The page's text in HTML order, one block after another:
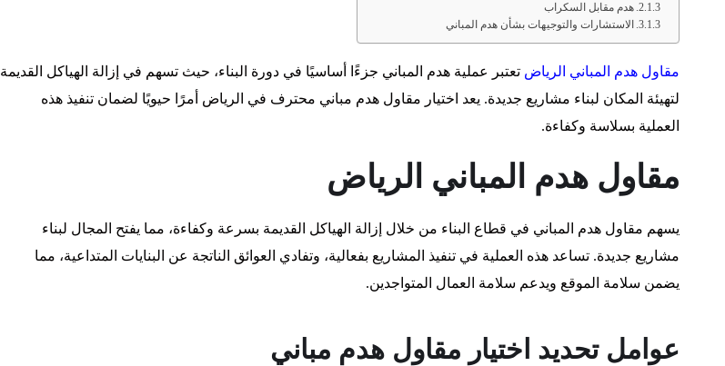
هدم مقابل السكراب
الاستشارات والتوجيهات بشأن هدم المباني
مقاول هدم المباني الرياض تعتبر عملية هدم المباني جزءًا أساسيًا في دورة البناء، حيث تسهم في إزالة الهياكل القديمة
لتهيئة المكان لبناء مشاريع جديدة. يعد اختيار مقاول هدم مباني محترف في الرياض أمرًا حيويًا لضمان تنفيذ هذه
العملية بسلاسة وكفاءة.
مقاول هدم المباني الرياض
يسهم مقاول هدم المباني في قطاع البناء من خلال إزالة الهياكل القديمة بسرعة وكفاءة، مما يفتح المجال لبناء
مشاريع جديدة. تساعد هذه العملية في تنفيذ المشاريع بفعالية، وتفادي العوائق الناتجة عن البنايات المتداعية، مما
يضمن سلامة الموقع ويدعم سلامة العمال المتواجدين.
عوامل تحديد اختيار مقاول هدم مباني